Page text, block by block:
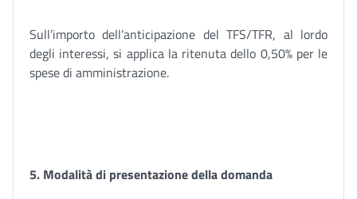
Sull’importo dell’anticipazione del TFS/TFR, al lordo
degli interessi, si applica la ritenuta dello 0,50% per le
spese di amministrazione.
5. Modalità di presentazione della domanda